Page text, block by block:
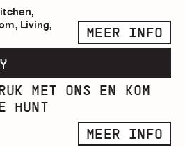
Living,
MEER INFO
MET ONS EN KOM
HUNT
MEER INFO